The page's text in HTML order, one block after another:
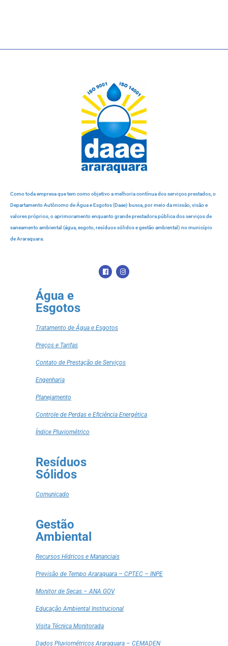
Como toda empresa que tem como objetivo a melhoria contínua dos serviços prestados, o
Departamento Autônomo de Água e Esgotos (Daae) busca, por meio da missão, visão e
valores próprios, o aprimoramento enquanto grande prestadora pública dos serviços de
saneamento ambiental (água, esgoto, resíduos sólidos e gestão ambiental) no município
de Araraquara.
Água e
Esgotos
Tratamento de Água e Esgotos
Preços e Tarifas
Contato de Prestação de Serviços
Engenharia
Planejamento
Controle de Perdas e Eficiência Energética
Índice Pluviométrico
Resíduos
Sólidos
Comunicado
Gestão
Ambiental
Recursos Hídricos e Mananciais
Previsão de Tempo Araraquara – CPTEC – INPE
Monitor de Secas – ANA GOV
Educação Ambiental Institucional
Visita Técnica Monitorada
Dados Pluviométricos Araraquara – CEMADEN